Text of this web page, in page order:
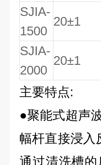
SJIA-
1500
20±1
SJIA-
2000
20±1
主要特点:
●聚能式超声
幅杆直接浸入
通过清洗槽